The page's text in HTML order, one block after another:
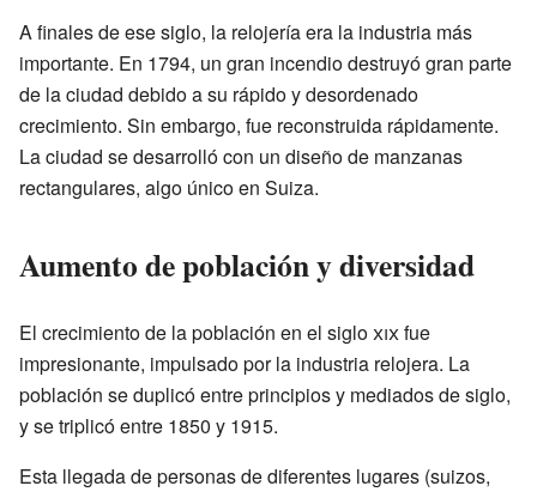
A finales de ese siglo, la relojería era la industria más
importante. En 1794, un gran incendio destruyó gran parte
de la ciudad debido a su rápido y desordenado
crecimiento. Sin embargo, fue reconstruida rápidamente.
La ciudad se desarrolló con un diseño de manzanas
rectangulares, algo único en Suiza.
Aumento de población y diversidad
El crecimiento de la población en el sigloxixfue
impresionante, impulsado por la industria relojera. La
población se duplicó entre principios y mediados de siglo,
y se triplicó entre 1850 y 1915.
Esta llegada de personas de diferentes lugares (suizos,